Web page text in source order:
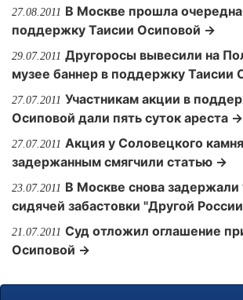
27.08.2011 В Москве прошла
поддержку Таисии Осиповой →
29.07.2011 Другоросы вывесили на
музее баннер в поддержку Таисии
27.07.2011 Участникам акции в
Осиповой дали пять суток ареста →
27.07.2011 Акция у Соловецкого
задержанным смягчили статью →
23.07.2011 В Москве снова задержали
сидячей забастовки "Другой
21.07.2011 Суд отложил оглашение
Осиповой →